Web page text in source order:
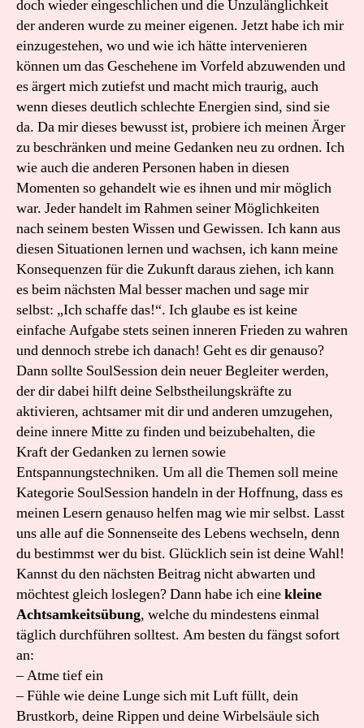
doch wieder eingeschlichen und die Unzulänglichkeit
der anderen wurde zu meiner eigenen. Jetzt habe ich mir
einzugestehen, wo und wie ich hätte intervenieren
können um das Geschehene im Vorfeld abzuwenden und
es ärgert mich zutiefst und macht mich traurig, auch
wenn dieses deutlich schlechte Energien sind, sind sie
da. Da mir dieses bewusst ist, probiere ich meinen Ärger
zu beschränken und meine Gedanken neu zu ordnen. Ich
wie auch die anderen Personen haben in diesen
Momenten so gehandelt wie es ihnen und mir möglich
war. Jeder handelt im Rahmen seiner Möglichkeiten
nach seinem besten Wissen und Gewissen. Ich kann aus
diesen Situationen lernen und wachsen, ich kann meine
Konsequenzen für die Zukunft daraus ziehen, ich kann
es beim nächsten Mal besser machen und sage mir
selbst: „Ich schaffe das!“. Ich glaube es ist keine
einfache Aufgabe stets seinen inneren Frieden zu wahren
und dennoch strebe ich danach! Geht es dir genauso?
Dann sollte SoulSession dein neuer Begleiter werden,
der dir dabei hilft deine Selbstheilungskräfte zu
aktivieren, achtsamer mit dir und anderen umzugehen,
deine innere Mitte zu finden und beizubehalten, die
Kraft der Gedanken zu lernen sowie
Entspannungstechniken. Um all die Themen soll meine
Kategorie SoulSession handeln in der Hoffnung, dass es
meinen Lesern genauso helfen mag wie mir selbst. Lasst
uns alle auf die Sonnenseite des Lebens wechseln, denn
du bestimmst wer du bist. Glücklich sein ist deine Wahl!
Kannst du den nächsten Beitrag nicht abwarten und
möchtest gleich loslegen? Dann habe ich einekleine
Achtsamkeitsübung, welche du mindestens einmal
täglich durchführen solltest. Am besten du fängst sofort
an:
– Atme tief ein
– Fühle wie deine Lunge sich mit Luft füllt, dein
Brustkorb, deine Rippen und deine Wirbelsäule sich